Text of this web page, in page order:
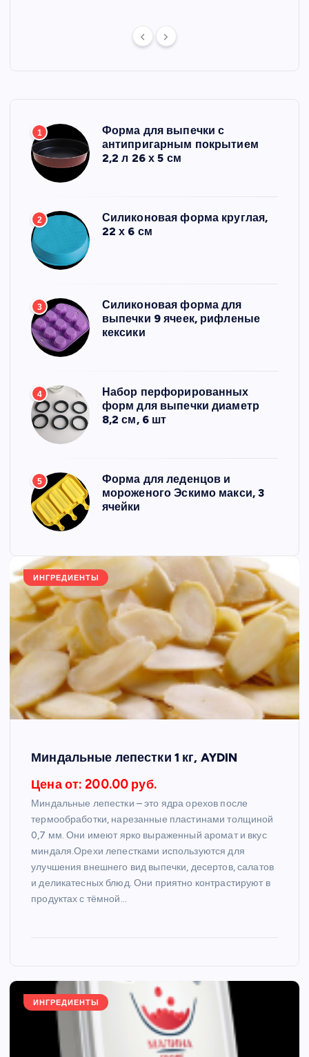
1
Форма для выпечки с
антипригарным покрытием
2,2 л 26 х 5 см
2
Силиконовая форма круглая,
22 х 6 см
3
Силиконовая форма для
выпечки 9 ячеек, рифленые
кексики
4
Набор перфорированных
форм для выпечки диаметр
8,2 см, 6 шт
5
Форма для леденцов и
мороженого Эскимо макси, 3
ячейки
ИНГРЕДИЕНТЫ
Миндальные лепестки 1 кг, AYDIN
Цена от: 200.00 руб.
Миндальные лепестки – это ядра орехов после
термообработки, нарезанные пластинами толщиной
0,7 мм. Они имеют ярко выраженный аромат и вкус
миндаля.Орехи лепестками используются для
улучшения внешнего вид выпечки, десертов, салатов
и деликатесных блюд. Они приятно контрастируют в
продуктах с тёмной…
ИНГРЕДИЕНТЫ